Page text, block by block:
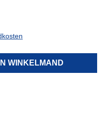
IN WINKELMAND